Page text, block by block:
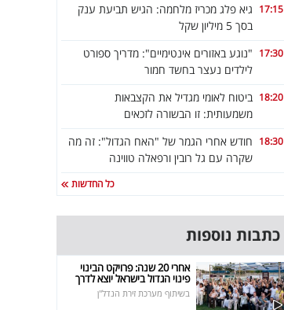
17:15 גיא פלג מכריז מלחמה: הגיש תביעת ענק
בסך 5 מיליון שקל
17:30 "נוגע באזורים אינטימיים": מדריך ספורט
לילדים נעצר בחשד חמור
18:20 ביטוח לאומי מגדיל את הקצבאות
משמעותית: זו הבשורה לזכאים
18:30 חודש אחרי הגמר של "האח הגדול": זה מה
שקרה עם גל רובין ורפאלה טווינה
כל החדשות
כתבות נוספות
אחרי 20 שנה: פרויקט הבינוי
פינוי הגדול בישראל יוצא לדרך
בשיתוף מערכת זירת הנדל"ן